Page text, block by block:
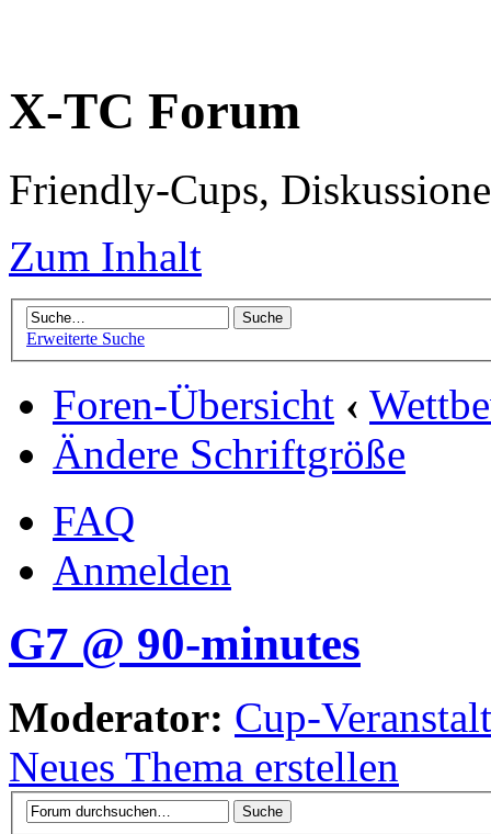
X-TC Forum
Friendly-Cups,
Zum Inhalt
Erweiterte Suche
Foren-Übersicht ‹
Ändere Schriftgröße
FAQ
Anmelden
G7 @ 90-minutes
Moderator: Cup-
Neues Thema erstellen